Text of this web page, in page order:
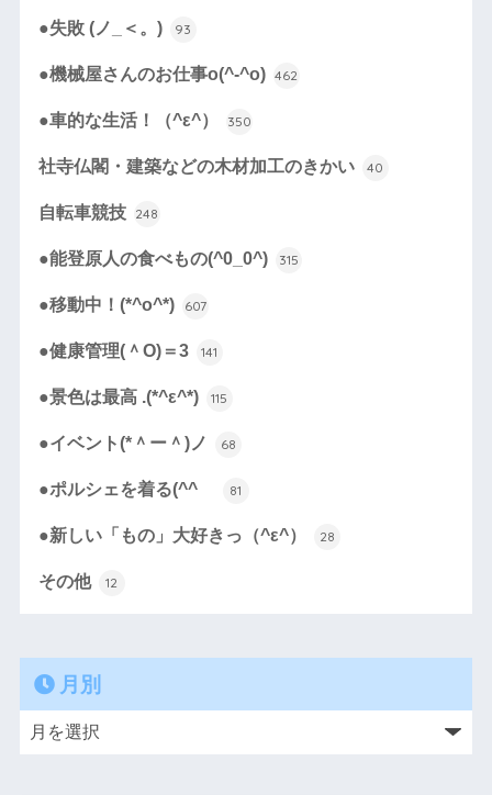
●失敗 (ノ_＜。) 93
●機械屋さんのお仕事o(^-^o) 462
●車的な生活！（^ε^） 350
社寺仏閣・建築などの木材加工のきかい 40
自転車競技 248
●能登原人の食べもの(^0_0^) 315
●移動中！(*^o^*) 607
●健康管理(＾O)＝3 141
●景色は最高 .(*^ε^*) 115
●イベント(*＾ー＾)ノ 68
●ポルシェを着る(^^ゞ 81
●新しい「もの」大好きっ（^ε^） 28
その他 12
月別